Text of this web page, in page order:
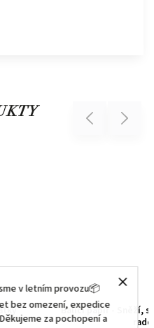
v letním provozu📦
bez omezení, expedice
za pochopení a
Previous
Balicí papír - Sněží,
Next